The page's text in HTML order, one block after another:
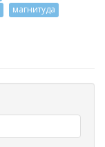
магнитуда